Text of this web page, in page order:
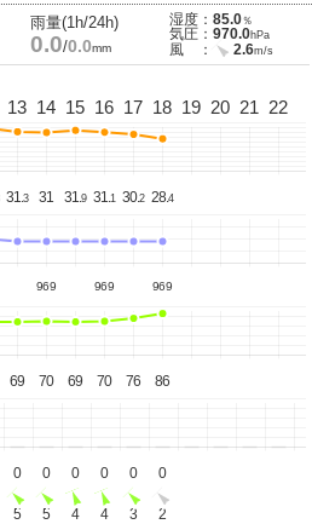
雨量(1h/24h)
0.0/0.0mm
湿度： 85.0％
気圧： 970.0hPa
風 ： 2.6m/s
13 14 15 16 17 18 19 20 21 22
31. 3 31 31. 9 31. 1 30.2 28.4
969 969
969
69 70 69 70 76 86
0 0 0 0 0 0
5 5 4 4 3 2